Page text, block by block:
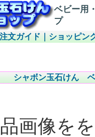
ベビー用
プ
文ガイド｜ショッピン
シャボン玉石けん
画像を